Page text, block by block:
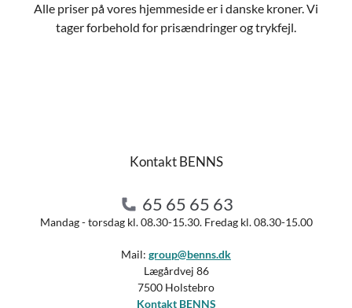
Alle priser på vores hjemmeside er i danske kroner. Vi
tager forbehold for prisændringer og trykfejl.
Kontakt BENNS
65 65 65 63
Mandag - torsdag kl. 08.30-15.30. Fredag kl. 08.30-15.00
Mail: group@benns.dk
Lægårdvej 86
7500 Holstebro
Kontakt BENNS